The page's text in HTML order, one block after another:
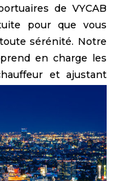
de VYCAB
pour que vous
sérénité. Notre
en charge les
et ajustant
Angeles est idéal.
de conduite
et viennent dans
vous rendiez à